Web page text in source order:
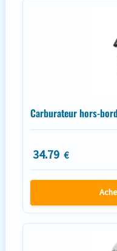
Carburateur hors-
34.79 €